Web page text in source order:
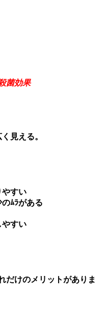
菌効果
見える。
やすい
ﾑﾗがある
やすい
だけのメリットがありま